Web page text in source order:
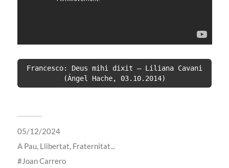
(Ángel Hache, 03.10.2014)
05/12/2024
A Pau, Llibertat, Fraternitat...
Joan Carrero